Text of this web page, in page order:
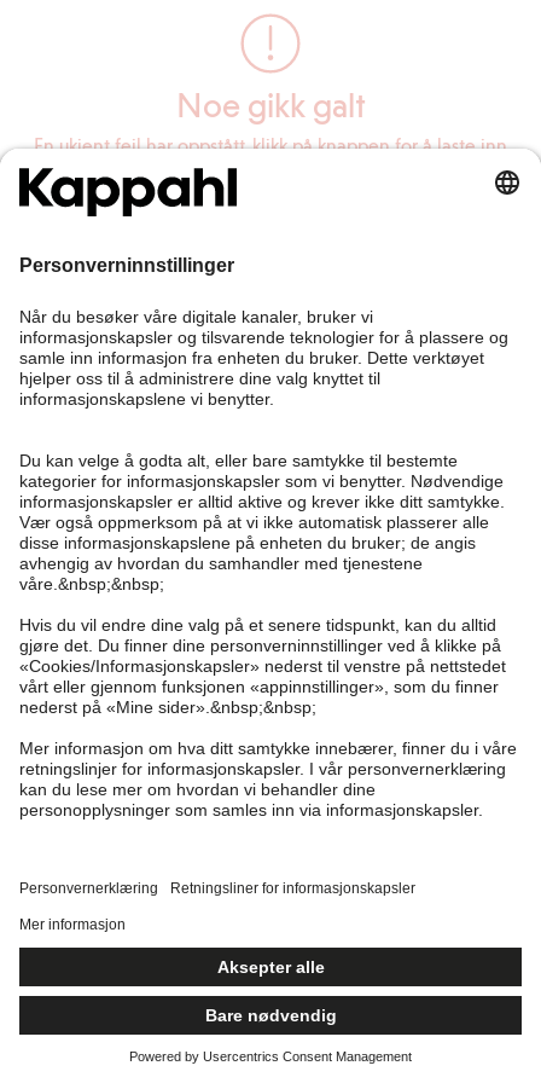
Noe gikk galt
En ukjent feil har oppstått, klikk på knappen for å laste inn
siden på nytt.